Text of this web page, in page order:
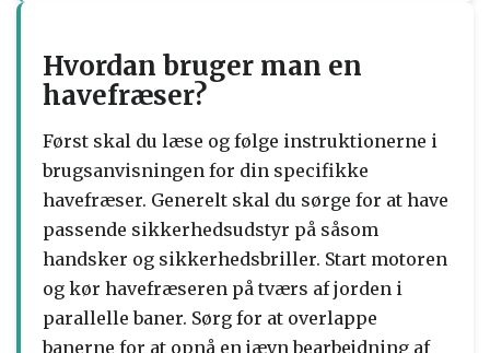
Hvordan bruger man en
havefræser?
Først skal du læse og følge instruktionerne i
brugsanvisningen for din specifikke
havefræser. Generelt skal du sørge for at have
passende sikkerhedsudstyr på såsom
handsker og sikkerhedsbriller. Start motoren
og kør havefræseren på tværs af jorden i
parallelle baner. Sørg for at overlappe
banerne for at opnå en jævn bearbejdning af